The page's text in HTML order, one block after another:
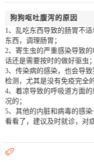
狗狗呕吐腹泻的原因
1、乱吃东西导致的肠胃不
东西，调理肠胃；
2、寄生虫的严重感染导致
话还是需要按时的做好驱虫；
3、传染病的感染，也会导
检测，尤其是没有免疫完全
4、着凉导致的呼吸道方面
况的；
5、其他的内脏和病毒的感
看看了，建议及时就诊，对
